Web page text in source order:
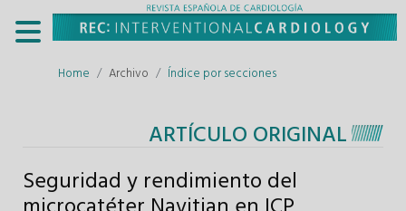
Home Archivo Índice por secciones
ARTÍCULO ORIGINAL
Seguridad y rendimiento del